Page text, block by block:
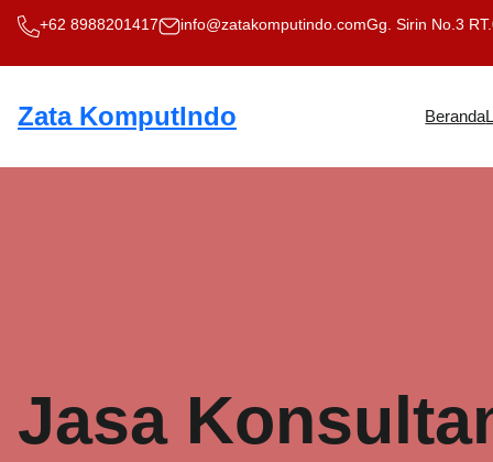
Skip
content
+62 8988201417 info@zatakomputindo.comGg. Sirin No.3
Zata KomputIndo Beranda
Jasa